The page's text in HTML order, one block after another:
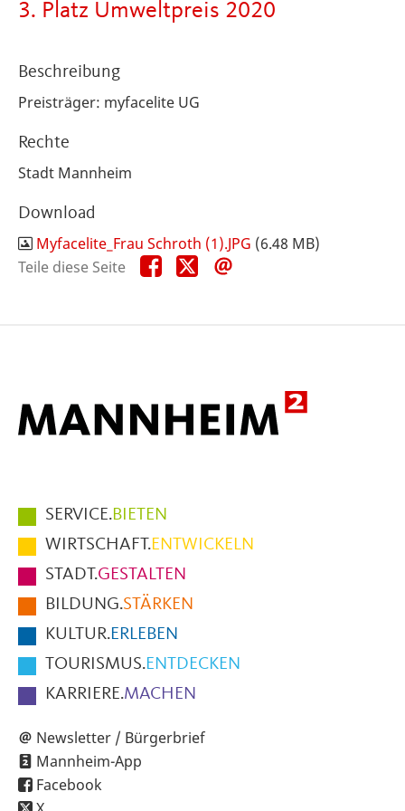
3. Platz Umweltpreis 2020
Beschreibung
Preisträger: myfacelite UG
Rechte
Stadt Mannheim
Download
Myfacelite_Frau Schroth (1).JPG (6.48 MB)
Teile diese Seite
Teile
diese
Teile
diese
Hauptmenüpunkte
im
Fußbereich
der
Seite
SERVICE.BIETEN
WIRTSCHAFT.ENTWICKELN
STADT.GESTALTEN
BILDUNG.STÄRKEN
KULTUR.ERLEBEN
TOURISMUS.ENTDECKEN
KARRIERE.MACHEN
Newsletter / Bürgerbrief
Mannheim-App
Facebook